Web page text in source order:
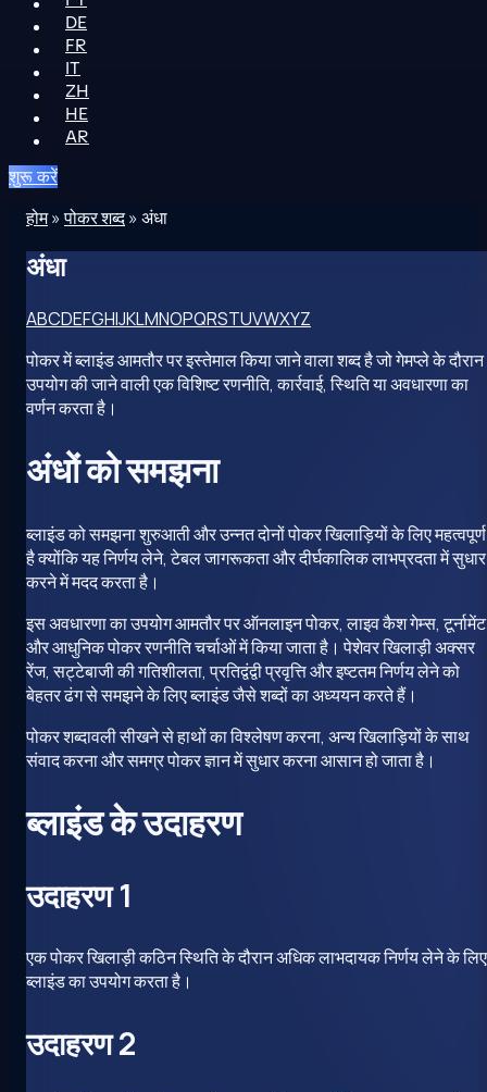
DE
FR
IT
ZH
HE
AR
शुरू करें
होम»पोकर शब्द»अंधा
अंधा
ABCDEFGHIJKLMNOPQRSTUVWXYZ
पोकर में ब्लाइंड आमतौर पर इस्तेमाल किया जाने वाला शब्द है जो गेमप्ले के दौरान
उपयोग की जाने वाली एक विशिष्ट रणनीति, कार्रवाई, स्थिति या अवधारणा का
वर्णन करता है।
अंधों को समझना
ब्लाइंड को समझना शुरुआती और उन्नत दोनों पोकर खिलाड़ियों के लिए महत्वपूर्ण
है क्योंकि यह निर्णय लेने, टेबल जागरूकता और दीर्घकालिक लाभप्रदता में सुधार
करने में मदद करता है।
इस अवधारणा का उपयोग आमतौर पर ऑनलाइन पोकर, लाइव कैश गेम्स, टूर्नामेंट
और आधुनिक पोकर रणनीति चर्चाओं में किया जाता है। पेशेवर खिलाड़ी अक्सर
रेंज, सट्टेबाजी की गतिशीलता, प्रतिद्वंद्वी प्रवृत्ति और इष्टतम निर्णय लेने को
बेहतर ढंग से समझने के लिए ब्लाइंड जैसे शब्दों का अध्ययन करते हैं।
पोकर शब्दावली सीखने से हाथों का विश्लेषण करना, अन्य खिलाड़ियों के साथ
संवाद करना और समग्र पोकर ज्ञान में सुधार करना आसान हो जाता है।
ब्लाइंड के उदाहरण
उदाहरण 1
एक पोकर खिलाड़ी कठिन स्थिति के दौरान अधिक लाभदायक निर्णय लेने के लिए
ब्लाइंड का उपयोग करता है।
उदाहरण 2